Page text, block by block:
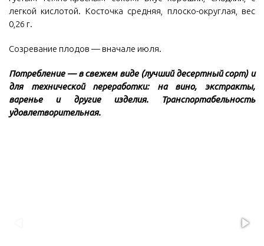
легкой кислотой. Косточка средняя, плоско-округлая, вес
0,26 г.
Созревание плодов — вначале июля.
Потребление — в свежем виде (лучший десертный сорт) и
для технической переработки: на вино, экстракты,
варенье и другие изделия. Транспортабельность
удовлетворительная.